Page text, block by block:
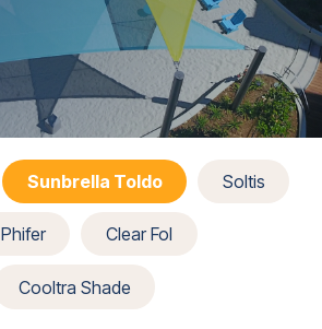
Sunbrella Toldo Soltis
Phifer Clear Fol
Cooltra Shade